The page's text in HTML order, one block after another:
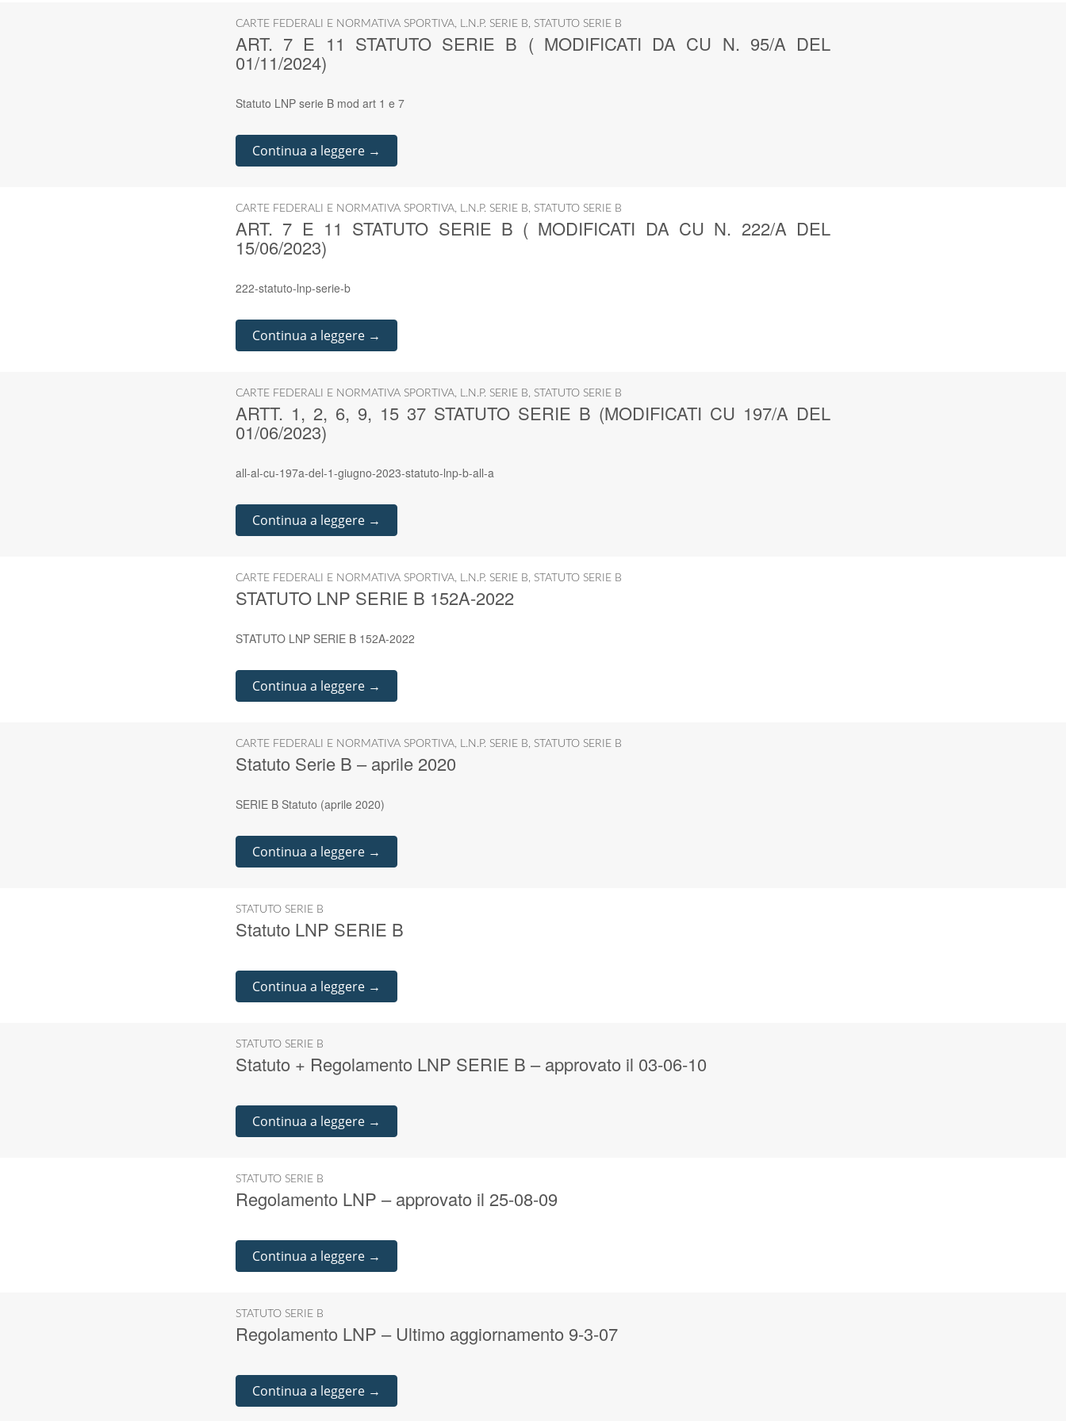
CARTE FEDERALI E NORMATIVA SPORTIVA, L.N.P. SERIE B, STATUTO SERIE B
ART. 7 E 11 STATUTO SERIE B ( MODIFICATI DA CU N. 95/A DEL
01/11/2024)
Statuto LNP serie B mod art 1 e 7
Continua a leggere →
CARTE FEDERALI E NORMATIVA SPORTIVA, L.N.P. SERIE B, STATUTO SERIE B
ART. 7 E 11 STATUTO SERIE B ( MODIFICATI DA CU N. 222/A DEL
15/06/2023)
222-statuto-lnp-serie-b
Continua a leggere →
CARTE FEDERALI E NORMATIVA SPORTIVA, L.N.P. SERIE B, STATUTO SERIE B
ARTT. 1, 2, 6, 9, 15 37 STATUTO SERIE B (MODIFICATI CU 197/A DEL
01/06/2023)
all-al-cu-197a-del-1-giugno-2023-statuto-lnp-b-all-a
Continua a leggere →
CARTE FEDERALI E NORMATIVA SPORTIVA, L.N.P. SERIE B, STATUTO SERIE B
STATUTO LNP SERIE B 152A-2022
STATUTO LNP SERIE B 152A-2022
Continua a leggere →
CARTE FEDERALI E NORMATIVA SPORTIVA, L.N.P. SERIE B, STATUTO SERIE B
Statuto Serie B – aprile 2020
SERIE B Statuto (aprile 2020)
Continua a leggere →
STATUTO SERIE B
Statuto LNP SERIE B
Continua a leggere →
STATUTO SERIE B
Statuto + Regolamento LNP SERIE B – approvato il 03-06-10
Continua a leggere →
STATUTO SERIE B
Regolamento LNP – approvato il 25-08-09
Continua a leggere →
STATUTO SERIE B
Regolamento LNP – Ultimo aggiornamento 9-3-07
Continua a leggere →